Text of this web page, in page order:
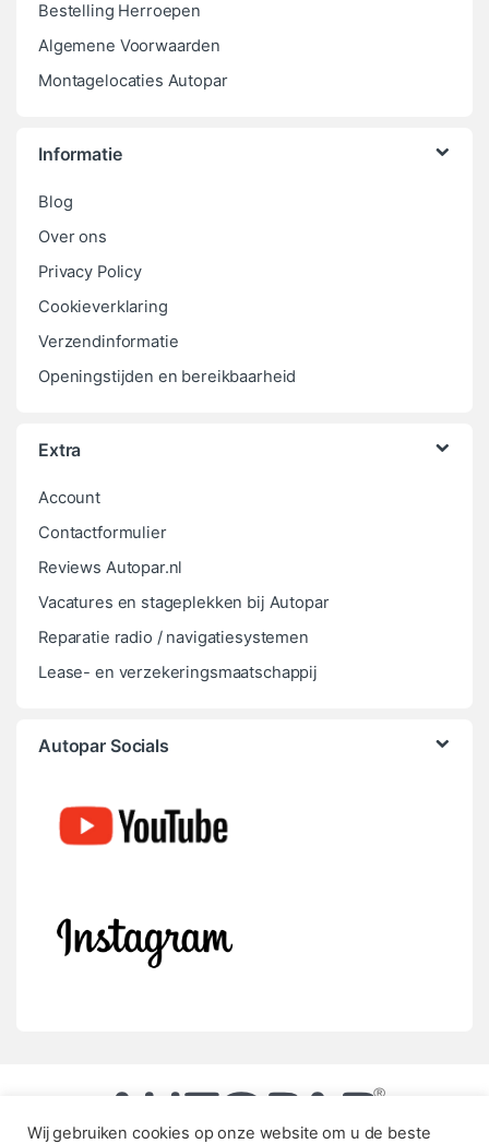
Bestelling Herroepen
Algemene Voorwaarden
Montagelocaties Autopar
Informatie
Blog
Over ons
Privacy Policy
Cookieverklaring
Verzendinformatie
Openingstijden en bereikbaarheid
Extra
Account
Contactformulier
Reviews Autopar.nl
Vacatures en stageplekken bij Autopar
Reparatie radio / navigatiesystemen
Lease- en verzekeringsmaatschappij
Autopar Socials
Wij gebruiken cookies op onze website om u de beste